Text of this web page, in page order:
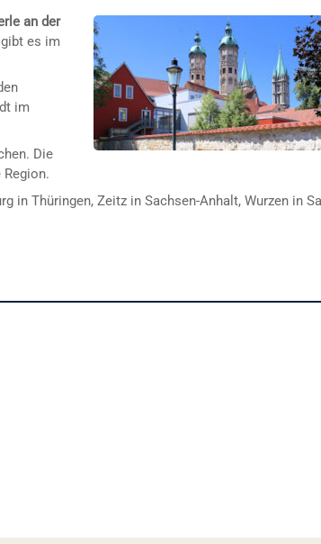
an der
es im
im
Die
in Thüringen, Zeitz in Sachsen-Anhalt, Wurzen in